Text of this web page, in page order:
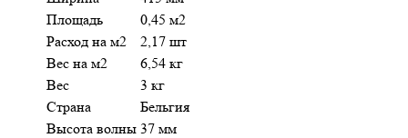
Площадь
0,45 м2
Расход на м2
2,17 шт
Вес на м2
6,54 кг
Вес
3 кг
Страна
Бельгия
Высота волны 37 мм